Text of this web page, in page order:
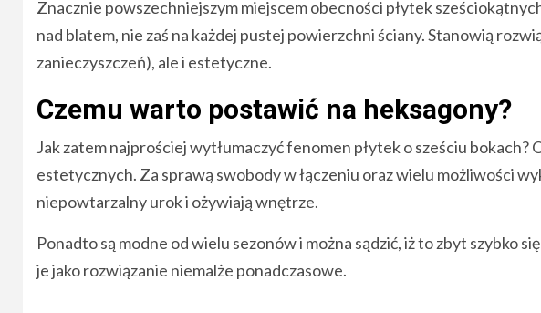
Znacznie powszechniejszym miejscem obecności płytek
nad blatem, nie zaś na każdej pustej powierzchni ściany. Stanowią
zanieczyszczeń), ale i estetyczne.
Czemu warto postawić na heksagony?
Jak zatem najprościej wytłumaczyć fenomen płytek o sześciu
estetycznych. Za sprawą swobody w łączeniu oraz wielu możliwości
niepowtarzalny urok i ożywiają wnętrze.
Ponadto są modne od wielu sezonów i można sądzić, iż to zbyt szybko
je jako rozwiązanie niemalże ponadczasowe.